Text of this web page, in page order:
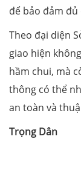
để bảo đảm
Theo đại diện
giao hiện
hầm chui, mà
thông có thể
an toàn và
Trọng Dân